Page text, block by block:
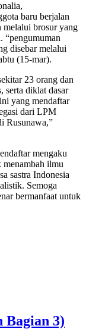
baru berjalan
melalui brosur yang
“pengumuman
disebar melalui
(15-mar).
23 orang dan
serta diklat dasar
yang mendaftar
dari LPM
Rusunawa,”
mengaku
ilmu
sastra Indonesia
Semoga
bermanfaat untuk
Bagian 3)